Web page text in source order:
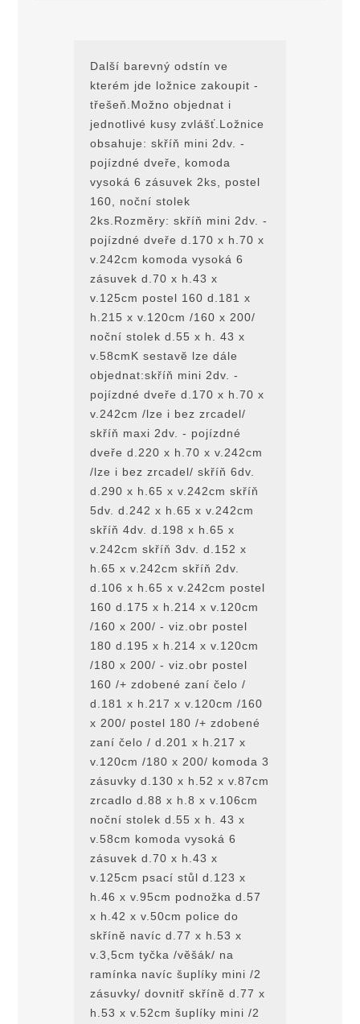
Další barevný odstín ve
kterém jde ložnice zakoupit -
třešeň.Možno objednat i
jednotlivé kusy zvlášť.Ložnice
obsahuje: skříň mini 2dv. -
pojízdné dveře, komoda
vysoká 6 zásuvek 2ks, postel
160, noční stolek
2ks.Rozmĕry: skříň mini 2dv. -
pojízdné dveře d.170 x h.70 x
v.242cm komoda vysoká 6
zásuvek d.70 x h.43 x
v.125cm postel 160 d.181 x
h.215 x v.120cm /160 x 200/
noční stolek d.55 x h. 43 x
v.58cmK sestavĕ lze dále
objednat:skříň mini 2dv. -
pojízdné dveře d.170 x h.70 x
v.242cm /lze i bez zrcadel/
skříň maxi 2dv. - pojízdné
dveře d.220 x h.70 x v.242cm
/lze i bez zrcadel/ skříň 6dv.
d.290 x h.65 x v.242cm skříň
5dv. d.242 x h.65 x v.242cm
skříň 4dv. d.198 x h.65 x
v.242cm skříň 3dv. d.152 x
h.65 x v.242cm skříň 2dv.
d.106 x h.65 x v.242cm postel
160 d.175 x h.214 x v.120cm
/160 x 200/ - viz.obr postel
180 d.195 x h.214 x v.120cm
/180 x 200/ - viz.obr postel
160 /+ zdobené zaní čelo /
d.181 x h.217 x v.120cm /160
x 200/ postel 180 /+ zdobené
zaní čelo / d.201 x h.217 x
v.120cm /180 x 200/ komoda 3
zásuvky d.130 x h.52 x v.87cm
zrcadlo d.88 x h.8 x v.106cm
noční stolek d.55 x h. 43 x
v.58cm komoda vysoká 6
zásuvek d.70 x h.43 x
v.125cm psací stůl d.123 x
h.46 x v.95cm podnožka d.57
x h.42 x v.50cm police do
skřínĕ navíc d.77 x h.53 x
v.3,5cm tyčka /vĕšák/ na
ramínka navíc šuplíky mini /2
zásuvky/ dovnitř skřínĕ d.77 x
h.53 x v.52cm šuplíky mini /2